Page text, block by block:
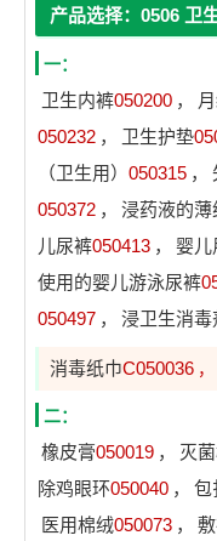
产品选择：0506 卫
一：
卫生内裤050200 ，
050232 ， 卫生护垫
（卫生用） 050315 ，
050372 ， 浸药液的薄
儿尿裤050413 ， 婴儿
使用的婴儿游泳尿裤
050497 ， 浸卫生消毒
消毒纸巾C050036 ，
二：
橡皮膏050019 ， 灭
除鸡眼环050040 ， 包
医用棉绒050073 ，